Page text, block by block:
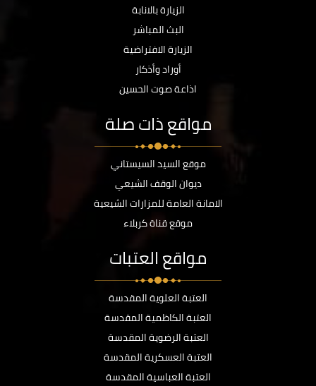
الزيارة بالانابة
البث المباشر
الزيارة الافتراضية
أوراد وأذكار
اذاعة صوت الحسين
مواقع ذات صلة
موقع السيد السيستاني
ديوان الوقف الشيعي
الامانة العامة للمزارات الشيعية
موقع قناة كربلاء
مواقع العتبات
العتبة العلوية المقدسة
العتبة الكاظمية المقدسة
العتبة الرضوية المقدسة
العتبة العسكرية المقدسة
العتبة العباسية المقدسة